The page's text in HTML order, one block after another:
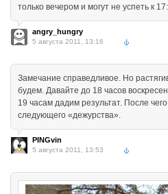
только вечером и могут не успеть к
angry_hungry
5 августа 2011, 13:16
Замечание справедливое. Но
будем. Давайте до 18 часов
19 часам дадим результат. После
следующего «дежурства».
PINGvin
5 августа 2011, 13:53